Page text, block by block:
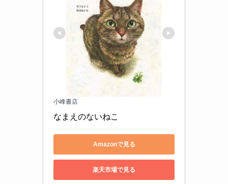
小峰書店
なまえのないねこ
Amazonで見る
楽天市場で見る